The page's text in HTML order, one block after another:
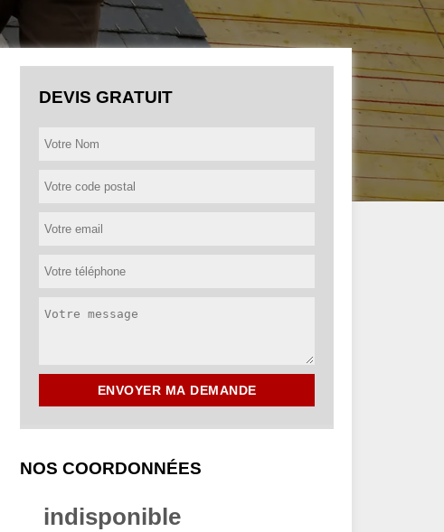
DEVIS GRATUIT
NOS COORDONNÉES
indisponible